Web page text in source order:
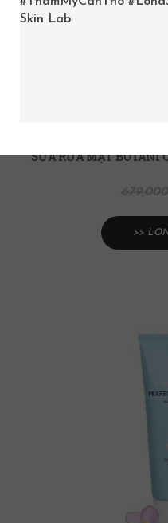
>>
Skin Lab